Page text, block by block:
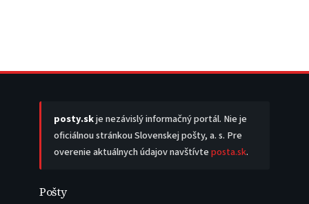
posty.skje nezávislý informačný portál. Nie je
oficiálnou stránkou Slovenskej pošty, a. s. Pre
overenie aktuálnych údajov navštívteposta.sk.
Pošty